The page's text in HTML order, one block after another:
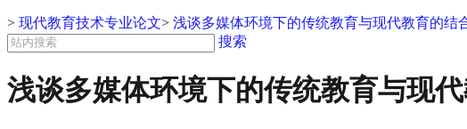
> 现代教育技术专业论文> 浅谈多媒体环境下的传统教育与现代教育的结
搜索
浅谈多媒体环境下的传统教育与现